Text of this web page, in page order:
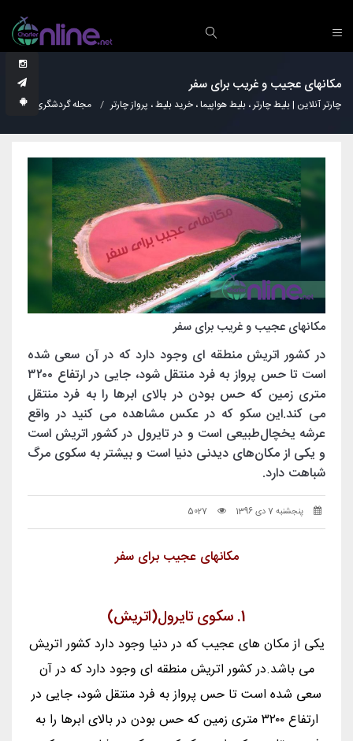
مکانهای عجیب و غریب برای سفر
چارتر آنلاین | بلیط چارتر ، بلیط هواپیما ، خرید بلیط ، پرواز چارتر مجله گردشگری
مکانهای عجیب و غریب برای سفر
در کشور اتریش منطقه ای وجود دارد که در آن سعی شده
است تا حس پرواز به فرد منتقل شود، جایی در ارتفاع ۳۲۰۰
متری زمین که حس بودن در بالای ابرها را به فرد منتقل
می کند.ﺍﯾﻦ ﺳﮑﻮ ﮐﻪ ﺩﺭ ﻋﮑﺲ ﻣﺸﺎﻫﺪﻩ ﻣﯽ ﮐﻨﯿﺪ ﺩﺭ ﻭﺍﻗﻊ
ﻋﺮﺷﻪ ﯾﺨﭽﺎﻝﻃﺒﯿﻌﯽ ﺍﺳﺖ ﻭ ﺩﺭ ﺗﺎﯾﺮﻭﻝ ﺩﺭ ﮐﺸﻮﺭ ﺍﺗﺮﯾﺶ ﺍﺳﺖ
ﻭ ﯾﮑﯽ ﺍﺯ ﻣﮑﺎﻥﻫﺎﯼ ﺩﯾﺪﻧﯽ ﺩﻧﯿﺎ ﺍﺳﺖ ﻭ ﺑﯿﺸﺘﺮ ﺑﻪ ﺳﮑﻮﯼ ﻣﺮﮒ
ﺷﺒﺎﻫﺖ ﺩﺍﺭﺩ.
پنجشنبه 7 دی 1396 5027
مکانهای عجیب برای سفر
1. سکوی تایرول(اتریش)
یکی از مکان های عجیب که در دنیا وجود دارد کشور اتریش
می باشد.در کشور اتریش منطقه ای وجود دارد که در آن
سعی شده است تا حس پرواز به فرد منتقل شود، جایی در
ارتفاع ۳۲۰۰ متری زمین که حس بودن در بالای ابرها را به